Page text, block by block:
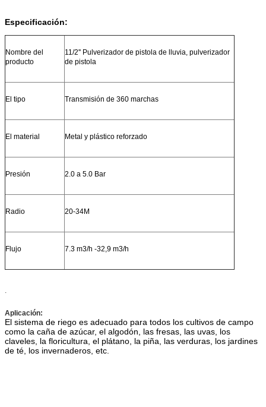
Especificación:
Nombre del
producto
11/2'' Pulverizador de pistola de lluvia, pulverizador
de pistola
El tipo Transmisión de 360 marchas
El material Metal y plástico reforzado
Presión 2.0 a 5.0 Bar
Radio 20-34M
Flujo 7.3 m3/h -32,9 m3/h
.
Aplicación:
El sistema de riego es adecuado para todos los cultivos de campo
como la caña de azúcar, el algodón, las fresas, las uvas, los
claveles, la floricultura, el plátano, la piña, las verduras, los jardines
de té, los invernaderos, etc.